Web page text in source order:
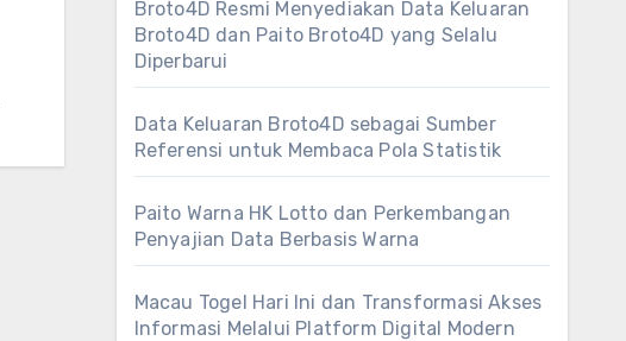
Broto4D Resmi Menyediakan Data Keluaran
Broto4D dan Paito Broto4D yang Selalu
Diperbarui
Data Keluaran Broto4D sebagai Sumber
Referensi untuk Membaca Pola Statistik
Paito Warna HK Lotto dan Perkembangan
Penyajian Data Berbasis Warna
Macau Togel Hari Ini dan Transformasi Akses
Informasi Melalui Platform Digital Modern